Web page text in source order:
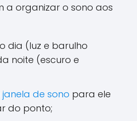
a organizar o sono aos
dia (luz e barulho
noite (escuro e
janela de sono para ele
do ponto;